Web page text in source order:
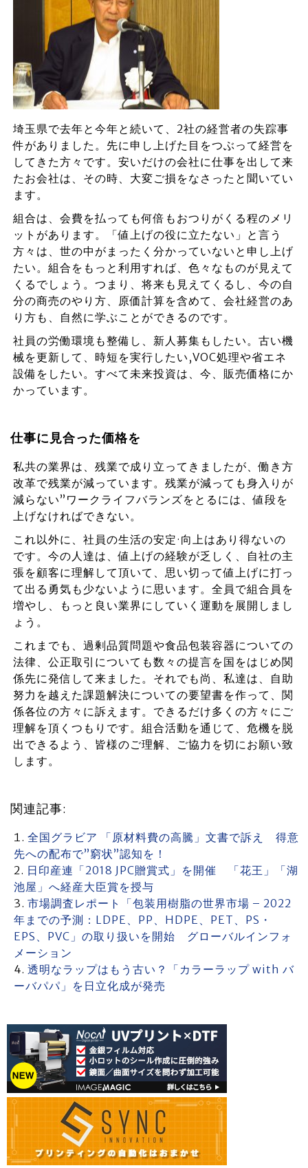
埼玉県で去年と今年と続いて、2社の経営者の失踪事
件がありました。先に申し上げた目をつぶって経営を
してきた方々です。安いだけの会社に仕事を出して来
たお会社は、その時、大変ご損をなさったと聞いてい
ます。
組合は、会費を払っても何倍もおつりがくる程のメリ
ットがあります。「値上げの役に立たない」と言う
方々は、世の中がまったく分かっていないと申し上げ
たい。組合をもっと利用すれば、色々なものが見えて
くるでしょう。つまり、将来も見えてくるし、今の自
分の商売のやり方、原価計算を含めて、会社経営のあ
り方も、自然に学ぶことができるのです。
社員の労働環境も整備し、新人募集もしたい。古い機
械を更新して、時短を実行したい,VOC処理や省エネ
設備をしたい。すべて未来投資は、今、販売価格にか
かっています。
仕事に見合った価格を
私共の業界は、残業で成り立ってきましたが、働き方
改革で残業が減っています。残業が減っても身入りが
減らない”ワークライフバランズをとるには、値段を
上げなければできない。
これ以外に、社員の生活の安定·向上はあり得ないの
です。今の人達は、値上げの経験が乏しく、自社の主
張を顧客に理解して頂いて、思い切って値上げに打っ
て出る勇気も少ないように思います。全員で組合員を
増やし、もっと良い業界にしていく運動を展開しまし
ょう。
これまでも、過剰品質問題や食品包装容器についての
法律、公正取引についても数々の提言を国をはじめ関
係先に発信して来ました。それでも尚、私達は、自助
努力を越えた課題解決についての要望書を作って、関
係各位の方々に訴えます。できるだけ多くの方々にご
理解を頂くつもりです。組合活動を通じて、危機を脱
出できるよう、皆様のご理解、ご協力を切にお願い致
します。
関連記事:
全国グラビア 「原材料費の高騰」文書で訴え 得意
先への配布で”窮状”認知を！
日印産連「2018 JPC贈賞式」を開催 「花王」「湖
池屋」へ経産大臣賞を授与
市場調査レポート「包装用樹脂の世界市場 – 2022
年までの予測：LDPE、PP、HDPE、PET、PS・
EPS、PVC」の取り扱いを開始 グローバルインフォ
メーション
透明なラップはもう古い？「カラーラップ with バ
ーバパパ」を日立化成が発売